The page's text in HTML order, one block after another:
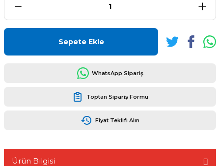
Sepete Ekle
WhatsApp Sipariş
Toptan Sipariş Formu
Fiyat Teklifi Alın
Ürün Bilgisi